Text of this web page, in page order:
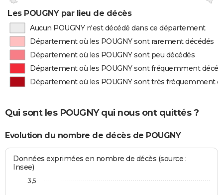
Les POUGNY par lieu de décès
Aucun POUGNY n'est décédé dans ce département
Département où les POUGNY sont rarement décédés
Département où les POUGNY sont peu décédés
Département où les POUGNY sont fréquemment
Département où les POUGNY sont très fréquemment
Qui sont les POUGNY qui nous ont quittés ?
Evolution du nombre de décès de POUGNY
Données exprimées en nombre de décès (source :
Insee)
3,5